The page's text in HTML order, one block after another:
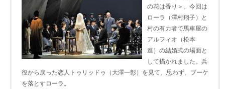
の花は香り＞。今回は
ローラ（澤村翔子）と
村の有力者で馬車屋の
アルフィオ（松本
進）の結婚式の場面と
して描かれました。兵
役から戻った恋人トゥリッドゥ（大澤一彰）を見て、思わず、ブーケ
を落とすローラ。